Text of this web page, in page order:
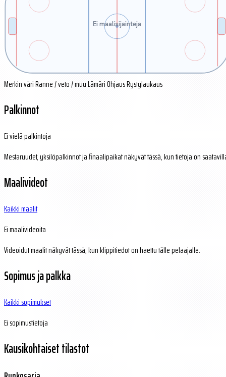
Ei maalisijainteja
Merkin väriRanne / veto / muuLämäriOhjausRystylaukaus
Palkinnot
Ei vielä palkintoja
Mestaruudet, yksilöpalkinnot ja finaalipaikat näkyvät tässä, kun tietoja on
Maalivideot
Kaikki maalit
Ei maalivideoita
Videoidut maalit näkyvät tässä, kun klippitiedot on haettu tälle pelaajalle.
Sopimus ja palkka
Kaikki sopimukset
Ei sopimustietoja
Kausikohtaiset tilastot